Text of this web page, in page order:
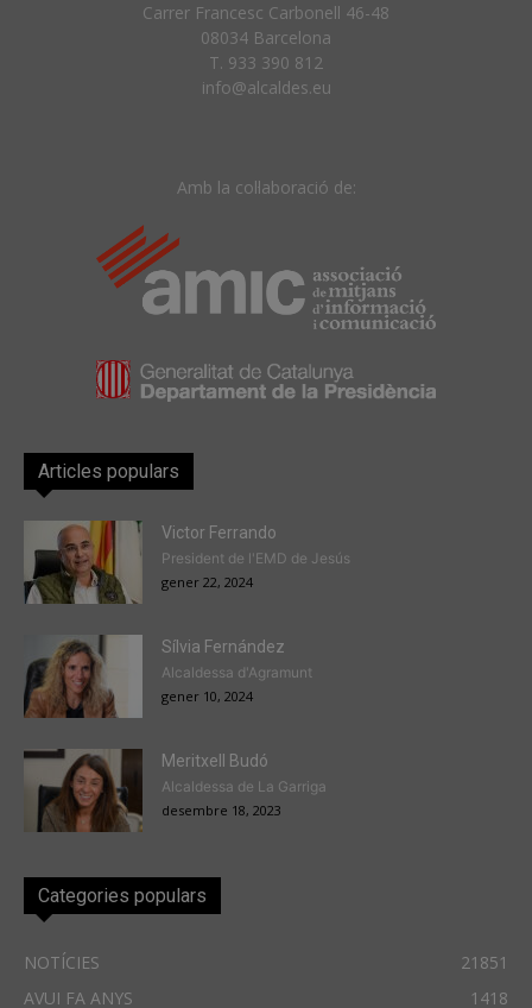
Carrer Francesc Carbonell 46-48
08034 Barcelona
T. 933 390 812
info@alcaldes.eu
Amb la col·laboració de:
Articles populars
Victor Ferrando
President de l'EMD de Jesús
gener 22, 2024
Sílvia Fernández
Alcaldessa d'Agramunt
gener 10, 2024
Meritxell Budó
Alcaldessa de La Garriga
desembre 18, 2023
Categories populars
NOTÍCIES
21851
AVUI FA ANYS
1418